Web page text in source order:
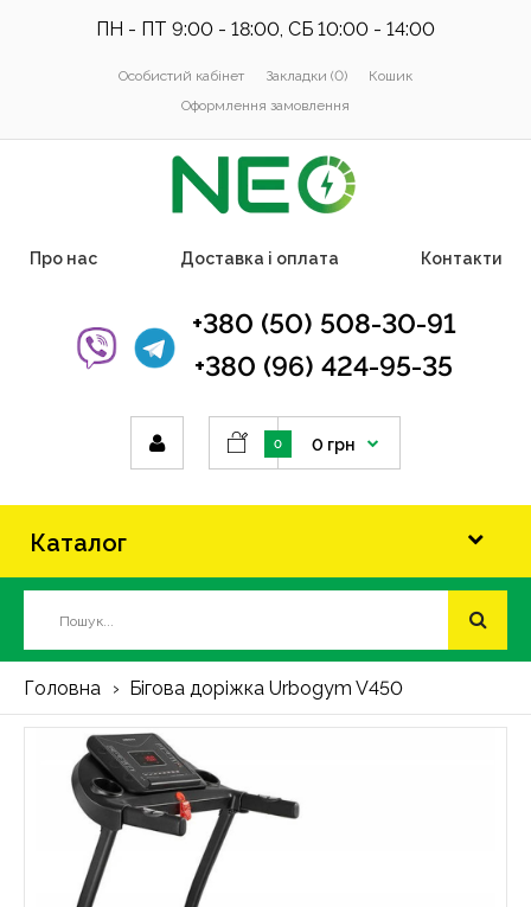
ПН - ПТ 9:00 - 18:00, СБ 10:00 - 14:00
Особистий кабінет Закладки (0)
Кошик
Оформлення замовлення
Про нас Доставка і оплата Контакти
+380 (50) 508-30-91
+380 (96) 424-95-35
0 0 грн
Каталог
Головна Бігова доріжка Urbogym V450